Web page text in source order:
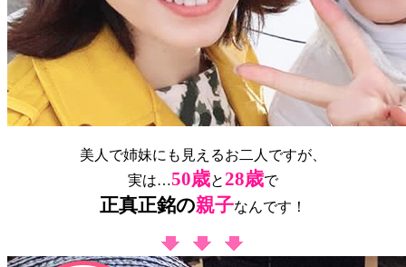
美人で姉妹にも見えるお二人ですが、
実は…50歳と28歳で
正真正銘の親子なんです！